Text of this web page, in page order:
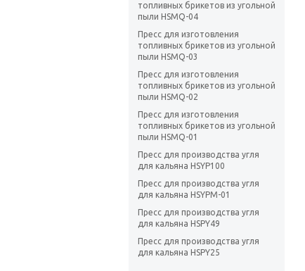
топливных брикетов из угольной
пыли HSMQ-04
Пресс для изготовления
топливных брикетов из угольной
пыли HSMQ-03
Пресс для изготовления
топливных брикетов из угольной
пыли HSMQ-02
Пресс для изготовления
топливных брикетов из угольной
пыли HSMQ-01
Пресс для производства угля
для кальяна HSYP100
Пресс для производства угля
для кальяна HSYPM-01
Пресс для производства угля
для кальяна HSPY49
Пресс для производства угля
для кальяна HSPY25